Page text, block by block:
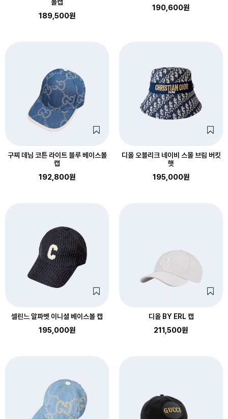
볼캡
189,500원
190,600원
구찌 데님 코튼 라이트 블루 베이스볼
캡
192,800원
디올 오블리크 네이비 스몰 브림 버킷
햇
195,000원
셀린느 알파벳 이니셜 베이스볼 캡
195,000원
디올 BY ERL 캡
211,500원